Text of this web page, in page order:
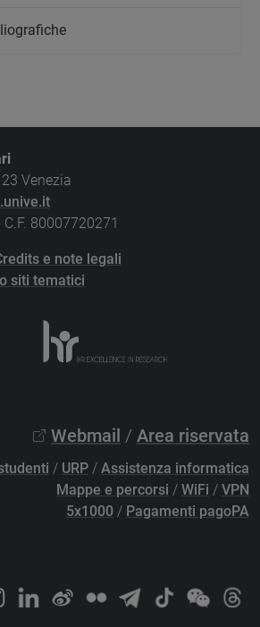
Venezia
80007720271
e note legali
siti tematici
Webmail / Area riservata
/ URP / Assistenza informatica
Mappe e percorsi / WiFi / VPN
5x1000 / Pagamenti pagoPA